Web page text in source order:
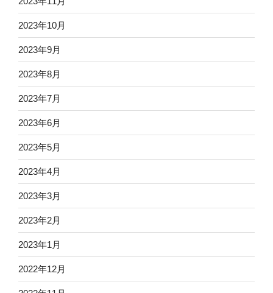
2023年10月
2023年9月
2023年8月
2023年7月
2023年6月
2023年5月
2023年4月
2023年3月
2023年2月
2023年1月
2022年12月